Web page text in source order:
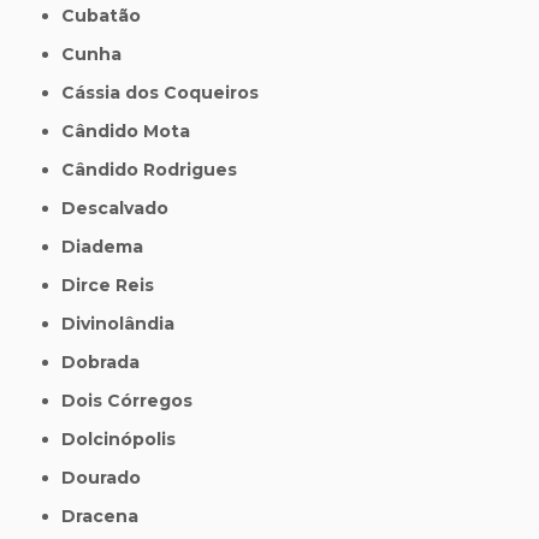
Cubatão
Cunha
Cássia dos Coqueiros
Cândido Mota
Cândido Rodrigues
Descalvado
Diadema
Dirce Reis
Divinolândia
Dobrada
Dois Córregos
Dolcinópolis
Dourado
Dracena